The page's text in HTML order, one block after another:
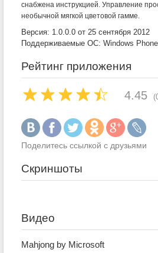
снабжена инструкцией. Управление
необычной мягкой цветовой гамме.
Версия: 1.0.0.0 от 25 сентября 2012
Поддерживаемые ОС: Windows
Рейтинг приложения
4.45
Поделитесь ссылкой с друзьями
Скриншоты
Видео
Mahjong by Microsoft